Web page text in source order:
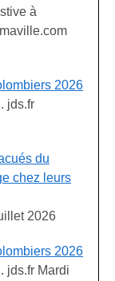
à
2026
jds.fr
du
chez leurs
2026
2026
Mardi